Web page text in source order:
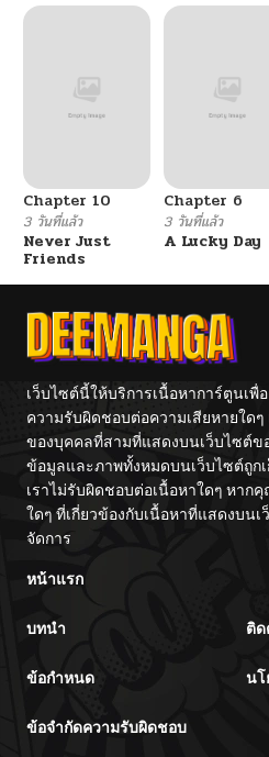
ตอนที่ 7
ตอนที่ 6
ตอนที่ 5
ตอนที่ 4
ตอนที่ 3
ตอนที่ 2
ตอนที่ 1
Chapter 10
3 วันที่แล้ว
Never Just
Friends
Chapter 6
3 วันที่แล้ว
A Lucky Day
เว็บไซต์นี้ให้บริการเนื้อหาการ์ตูนเ
ความรับผิดชอบต่อความเสียหายใด
ของบุคคลที่สามที่แสดงบนเว็บไซต์ข
ข้อมูลและภาพทั้งหมดบนเว็บไซต์ถูก
เราไม่รับผิดชอบต่อเนื้อหาใดๆ หา
ใดๆ ที่เกี่ยวข้องกับเนื้อหาที่แสดงบน
จัดการ
หน้าแรก
บทนำ ติด
ข้อกำหนด นโ
ข้อจำกัดความรับผิดชอบ